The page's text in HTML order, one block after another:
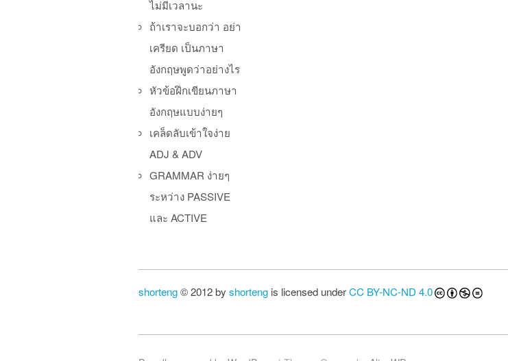
ไม่มีเวลานะ
ถ้าเราจะบอกว่า อย่า
เครียด เป็นภาษา
อังกฤษพูดว่าอย่างไร
หัวข้อฝึกเขียนภาษา
อังกฤษแบบง่ายๆ
เคล็ดลับเข้าใจง่าย
ADJ & ADV
GRAMMAR ง่ายๆ
ระหว่าง PASSIVE
และ ACTIVE
shorteng© 2012 by shorteng is licensed underCC BY-NC-ND 4.0